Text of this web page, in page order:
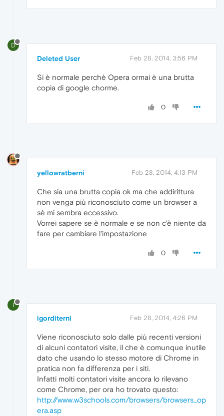
D
Deleted User Feb 28, 2014, 3:56 PM
Si è normale perchè Opera ormai è una brutta
copia di google chorme.
0
yellowratberni Feb 28, 2014, 4:13 PM
Che sia una brutta copia ok ma che addirittura
non venga più riconosciuto come un browser a
sè mi sembra eccessivo.
Vorrei sapere se è normale e se non c'è niente da
fare per cambiare l'impostazione
0
I
igorditerni Feb 28, 2014, 4:26 PM
Viene riconosciuto solo dalle più recenti versioni
di alcuni contatori visite, il che è comunque inutile
dato che usando lo stesso motore di Chrome in
pratica non fa differenza per i siti.
Infatti molti contatori visite ancora lo rilevano
come Chrome, per ora ho trovato questo:
http://www.w3schools.com/browsers/browsers_op
era.asp